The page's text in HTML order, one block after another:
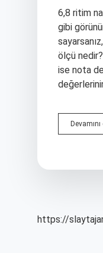
6,8 ritim
gibi
ölçü
ise nota
https://